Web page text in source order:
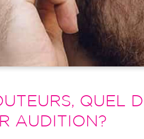
QUEL
AUDITION?